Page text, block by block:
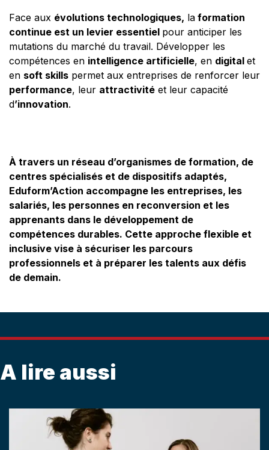
Face aux évolutions technologiques, la formation
continue est un levier essentiel pour anticiper les
mutations du marché du travail. Développer les
compétences en intelligence artificielle, en digital et
en soft skills permet aux entreprises de renforcer leur
performance, leur attractivité et leur capacité
d’innovation.
À travers un réseau d’organismes de formation, de
centres spécialisés et de dispositifs adaptés,
Eduform’Action accompagne les entreprises, les
salariés, les personnes en reconversion et les
apprenants dans le développement de
compétences durables. Cette approche flexible et
inclusive vise à sécuriser les parcours
professionnels et à préparer les talents aux défis
de demain.
A lire aussi